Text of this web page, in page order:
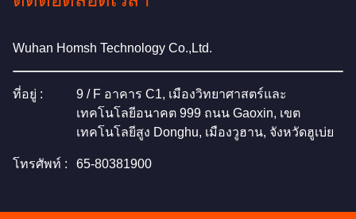
Wuhan Homsh Technology Co.,Ltd.
ที่อยู่ :
9 / F อาคาร C1, เมืองวิทยาศาสตร์และ
เทคโนโลยีอนาคต 999 ถนน Gaoxin, เขต
เทคโนโลยีสูง Donghu, เมืองวูฮาน, จังหวัดฮูเบ่ย
โทรศัพท์ : 65-80381900